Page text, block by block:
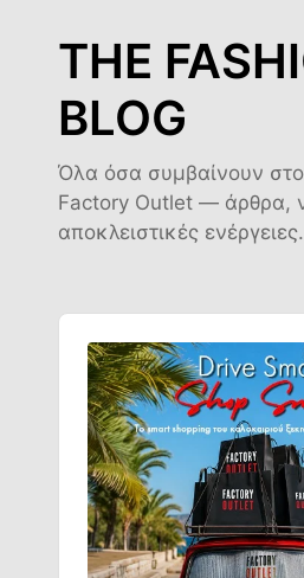
THE
BLOG
Όλα όσα συμβαίνουν
Factory Outlet — άρθρα,
αποκλειστικές ενέργειες.